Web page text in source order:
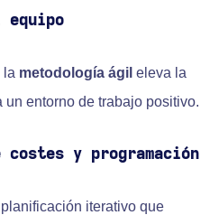
equipo
la metodología ágil eleva la
entorno de trabajo positivo.
costes y programación
iterativo que